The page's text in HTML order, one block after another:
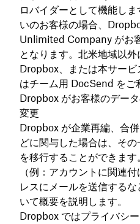
ロバイダーとして機能し
いのお客様の場合、
Unlimited Company がお
となります。北米地域以
Dropbox、または本サー
はチーム用 DocSend をご
Dropbox がお客様のデータ
変更
Dropbox が企業再編、合
どに関与した場合は、そ
を移行することができま
（例：アカウントに関連
レスにメールを送信する
いて概要を説明します。
Dropbox ではプライバシ